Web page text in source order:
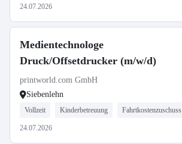
24.07.2026
Medientechnologe
Druck/Offsetdrucker (m/w/d)
printworld.com GmbH
Siebenlehn
Vollzeit Kinderbetreuung Fahrtkostenzuschuss
24.07.2026